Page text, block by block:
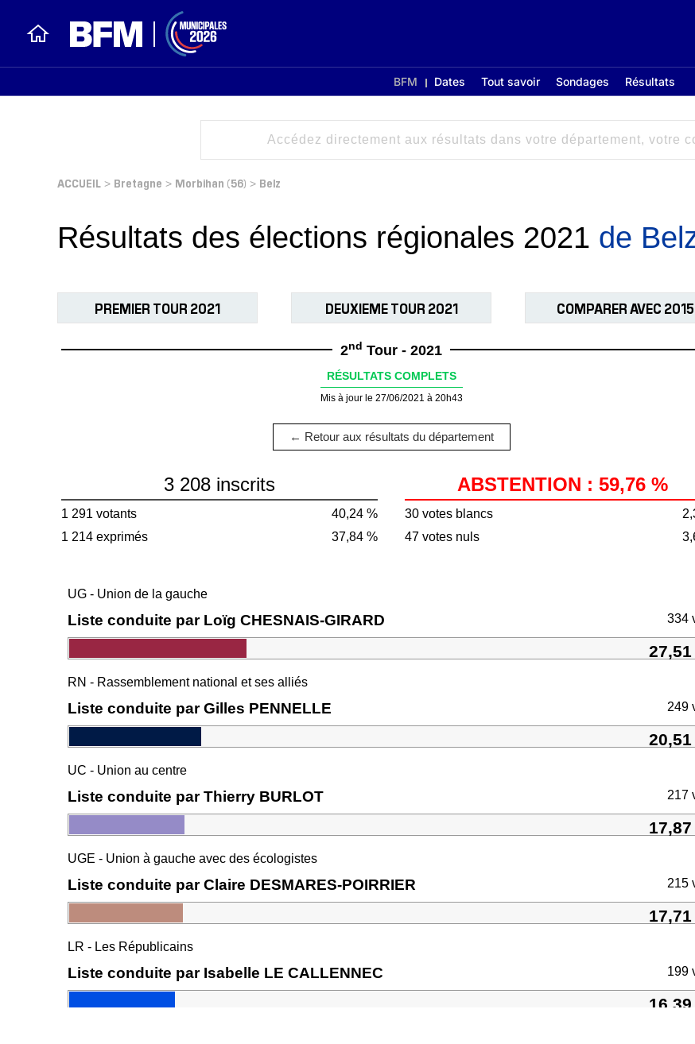
BFM Dates Tout savoir Sondages Résultats
ACCUEIL > Bretagne > Morbihan (56) > Belz
Résultats des élections régionales 2021 de
PREMIER TOUR 2021 DEUXIEME TOUR 2021 COMPARER AVEC 2015
2nd Tour - 2021
RÉSULTATS COMPLETS
Mis à jour le 27/06/2021 à 20h43
← Retour aux résultats du département
3 208 inscrits
1 291 votants
40,24 %
1 214 exprimés
37,84 %
ABSTENTION : 59,76 %
30 votes blancs
47 votes nuls
UG - Union de la gauche
Liste conduite par Loïg CHESNAIS-GIRARD 334
RN - Rassemblement national et ses alliés
Liste conduite par Gilles PENNELLE 249
UC - Union au centre
Liste conduite par Thierry BURLOT 217
UGE - Union à gauche avec des écologistes
Liste conduite par Claire DESMARES-POIRRIER 215
LR - Les Républicains
Liste conduite par Isabelle LE CALLENNEC 199